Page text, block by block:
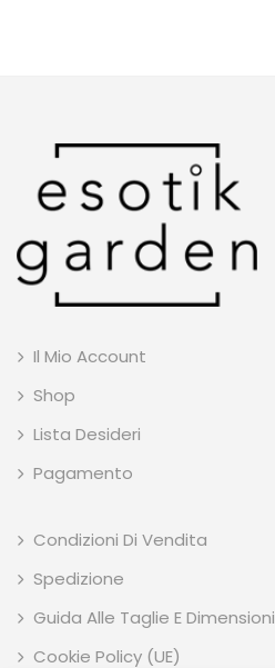
Il Mio Account
Shop
Lista Desideri
Pagamento
Condizioni Di Vendita
Spedizione
Guida Alle Taglie E Dimensioni
Cookie Policy (UE)